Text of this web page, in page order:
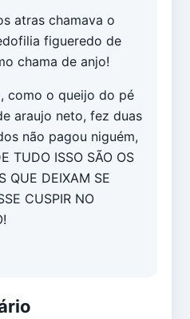
atras chamava o
figueredo de
chama de anjo!
como o queijo do pé
araujo neto, fez duas
não pagou niguém,
TUDO ISSO SÃO OS
QUE DEIXAM SE
CUSPIR NO